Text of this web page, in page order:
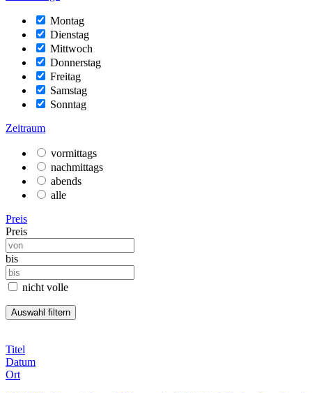
Montag
Dienstag
Mittwoch
Donnerstag
Freitag
Samstag
Sonntag
Zeitraum
vormittags
nachmittags
abends
alle
Preis
Preis
bis
nicht volle
Titel
Datum
Ort